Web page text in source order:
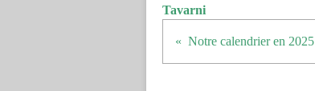
Tavarni
Notre calendrier en 2025